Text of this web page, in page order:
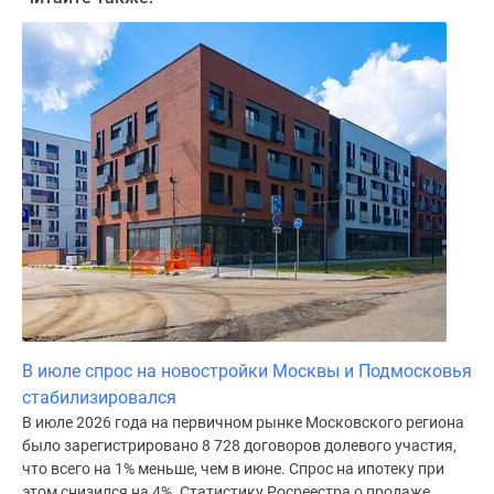
коттеджи
Коттеджные
поселки
Новой
Москве
Готовые
коттеджные
поселки
Строящиеся
коттеджные
поселки
Коттеджные
поселки
лесу
В июле спрос на новостройки Москвы и Подмосковья
стабилизировался
В июле 2026 года на первичном рынке Московского региона
было зарегистрировано 8 728 договоров долевого участия,
что всего на 1% меньше, чем в июне. Спрос на ипотеку при